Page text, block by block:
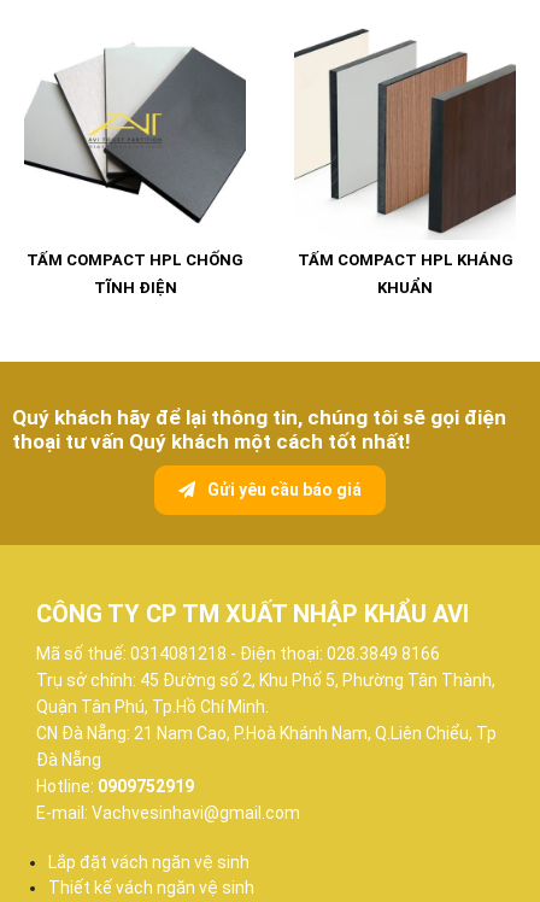
TẤM COMPACT HPL CHỐNG
TĨNH ĐIỆN
TẤM COMPACT HPL KHÁNG
KHUẨN
Quý khách hãy để lại thông tin, chúng tôi sẽ gọi điện
thoại tư vấn Quý khách một cách tốt nhất!
Gửi yêu cầu báo giá
CÔNG TY CP TM XUẤT NHẬP KHẨU AVI
Mã số thuế: 0314081218 - Điện thoại: 028.3849 8166
Trụ sở chính: 45 Đường số 2, Khu Phố 5, Phường Tân Thành,
Quận Tân Phú, Tp.Hồ Chí Minh.
CN Đà Nẵng: 21 Nam Cao, P.Hoà Khánh Nam, Q.Liên Chiểu, Tp
Đà Nẵng
Hotline: 0909752919
E-mail: Vachvesinhavi@gmail.com
Lắp đặt vách ngăn vệ sinh
Thiết kế vách ngăn vệ sinh